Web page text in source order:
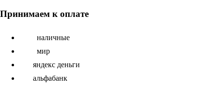
Принимаем к оплате
наличные
мир
яндекс деньги
альфабанк